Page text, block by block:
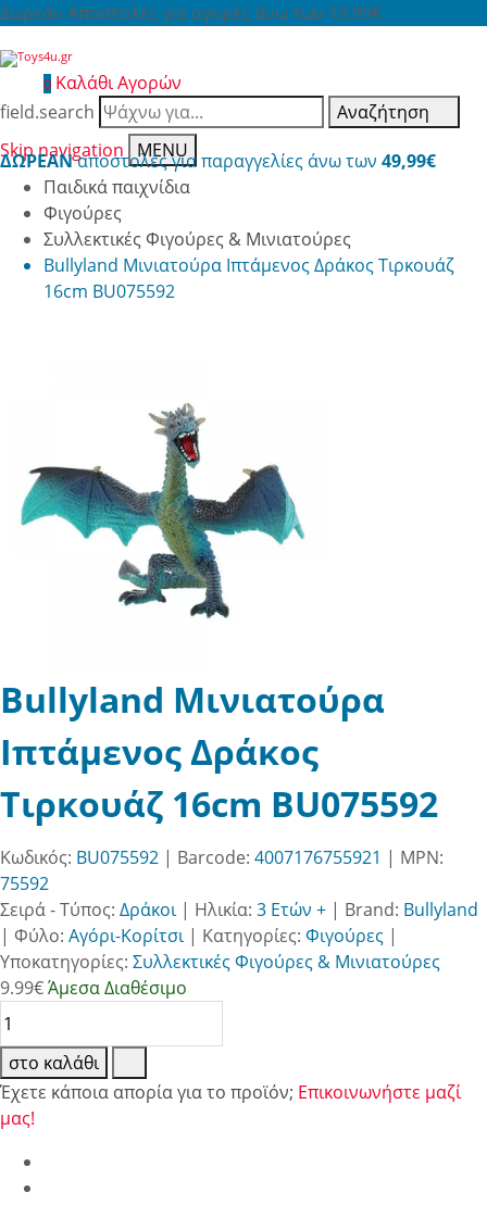
Δωρεάν Αποστολές για αγορές άνω των 49,99€
0 Καλάθι Αγορών
field.search
Αναζήτηση
Skip navigation
MENU
ΔΩΡΕΑΝαποστολές για παραγγελίες άνω των 49,99€
Παιδικά παιχνίδια
Φιγούρες
Συλλεκτικές Φιγούρες & Μινιατούρες
Bullyland Μινιατούρα Ιπτάμενος Δράκος Τιρκουάζ
16cm BU075592
Bullyland Μινιατούρα
Ιπτάμενος Δράκος
Τιρκουάζ 16cm BU075592
Κωδικός: BU075592 | Barcode: 4007176755921 | MPN:
75592
Σειρά - Τύπος: Δράκοι| Ηλικία: 3 Ετών + | Brand: Bullyland
| Φύλο: Αγόρι-Κορίτσι| Κατηγορίες: Φιγούρες |
Υποκατηγορίες: Συλλεκτικές Φιγούρες & Μινιατούρες
9.99€Άμεσα Διαθέσιμο
στο καλάθι
Έχετε κάποια απορία για το προϊόν; Επικοινωνήστε μαζί
μας!